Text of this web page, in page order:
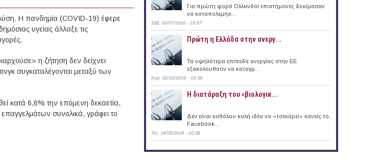
Η πανδημία (COVID-19) έφερε
υγείας άλλαξε τις
η ζήτηση δεν δείχνει
συγκαταλέγονται μεταξύ των
κατά 6,6% την επόμενη δεκαετία,
συνολικά, γράφει το
Για πρώτη φορά Ολλανδοί επιστήμονες δοκίμασαν
να καταπολεμήσ...
Σάβ, 02/07/2016 - 18:57
Πρώτη η Ελλάδα στην ανεργ...
Τα υψηλότερα επίπεδα ανεργίας στην ΕΕ
εξακολουθούν να καταγρ...
Κυρ, 02/10/2016 - 19:39
Η διατάραξη του «βιολογικ...
Δεν είναι καθόλου καλή ιδέα να «τσεκάρει» κανείς το
Facebook...
Τετ, 16/05/2018 - 10:38